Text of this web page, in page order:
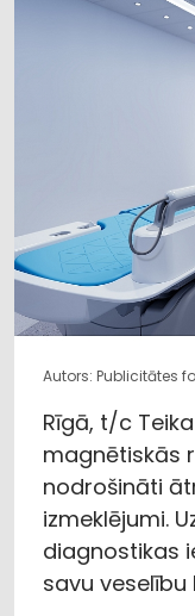
Autors: Publicitātes
Rīgā, t/c
magnētiskās
nodrošināti
izmeklējumi.
diagnostikas
savu veselību